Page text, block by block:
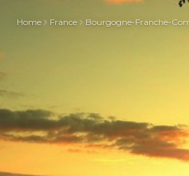
Home France Bourgogne-Franche-